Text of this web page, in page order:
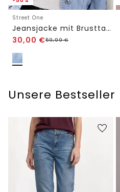
Street One
Jeansjacke mit Brusttaschen und Knöpfen
30,00 €59,99€
Unsere Bestseller